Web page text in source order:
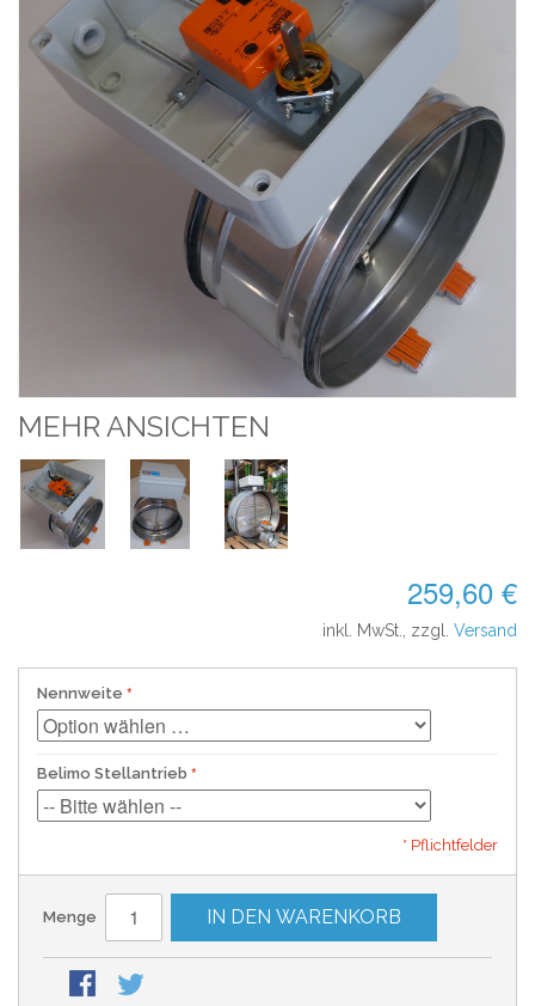
MEHR ANSICHTEN
259,60 €
inkl. MwSt., zzgl. Versand
Nennweite
Belimo Stellantrieb
* Pflichtfelder
Menge IN DEN WARENKORB